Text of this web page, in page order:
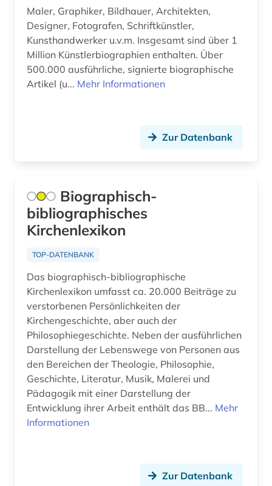
geschichte 1500-1800 (1)
geschichte 1620-1800 (1)
geschichte 1630-1725 (1)
geschichte 1652-1818 (1)
geschichte 1721-1921 (1)
geschichte 1800- (1)
geschichte 1850-1938 (1)
geschichte 1900-2000 (6)
geschichte 1918-1945 (1)
geschichte 1938-1945 (3)
geschichte 1945- (2)
geschichte anfänge - 1856 (1)
geschichte anfänge – 1878 (1)
USA (7)
Maler, Graphiker, Bildhauer, Architekten,
Designer, Fotografen, Schriftkünstler,
Kunsthandwerker u.v.m. Insgesamt sind über 1
Million Künstlerbiographien enthalten. Über
500.000 ausführliche, signierte biographische
Artikel (u... Mehr Informationen
Zur Datenbank
Biographisch-
bibliographisches
Kirchenlexikon
TOP-DATENBANK
Das biographisch-bibliographische
Kirchenlexikon umfasst ca. 20.000 Beiträge zu
verstorbenen Persönlichkeiten der
Kirchengeschichte, aber auch der
Philosophiegeschichte. Neben der ausführlichen
Darstellung der Lebenswege von Personen aus
den Bereichen der Theologie, Philosophie,
Geschichte, Literatur, Musik, Malerei und
Pädagogik mit einer Darstellung der
Entwicklung ihrer Arbeit enthält das BB... Mehr
Informationen
Zur Datenbank